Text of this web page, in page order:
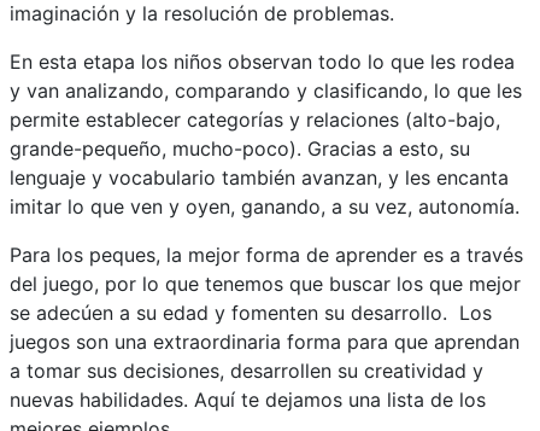
imaginación y la resolución de problemas.
En esta etapa los niños observan todo lo que les rodea
y van analizando, comparando y clasificando, lo que les
permite establecer categorías y relaciones (alto-bajo,
grande-pequeño, mucho-poco). Gracias a esto, su
lenguaje y vocabulario también avanzan, y les encanta
imitar lo que ven y oyen, ganando, a su vez, autonomía.
Para los peques, la mejor forma de aprender es a través
del juego, por lo que tenemos que buscar los que mejor
se adecúen a su edad y fomenten su desarrollo. Los
juegos son una extraordinaria forma para que aprendan
a tomar sus decisiones, desarrollen su creatividad y
nuevas habilidades. Aquí te dejamos una lista de los